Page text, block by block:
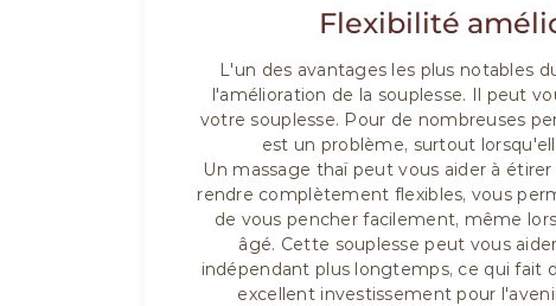
Flexibilité
L'un des avantages les plus notables
l'amélioration de la souplesse. Il peut
votre souplesse. Pour de nombreuses
est un problème, surtout
Un massage thaï peut vous aider à
rendre complètement flexibles, vous
de vous pencher facilement, même
âgé. Cette souplesse peut vous
indépendant plus longtemps, ce qui fait
excellent investissement pour